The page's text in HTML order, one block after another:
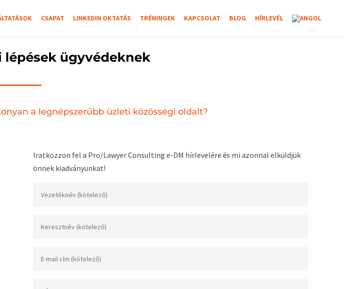
CSAPAT LINKEDIN OKTATÁS TRÉNINGEK KAPCSOLAT BLOG HÍRLEVÉL
lépések ügyvédeknek
a legnépszerűbb üzleti közösségi oldalt?
Iratkozzon fel a Pro/Lawyer Consulting e-DM hírlevelére és mi azonnal elküldjük
önnek kiadványunkat!